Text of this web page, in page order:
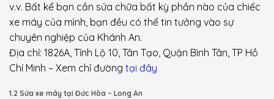
v.v. Bất kể bạn cần sửa chữa bất kỳ phần nào của chiếc
xe máy của mình, bạn đều có thể tin tưởng vào sự
chuyên nghiệp của Khánh An.
Địa chỉ: 1826A, Tỉnh Lộ 10, Tân Tạo, Quận Bình Tân, TP Hồ
Chí Minh – Xem chỉ đường tại đây
1.2 Sửa xe máy tại Đức Hòa – Long An